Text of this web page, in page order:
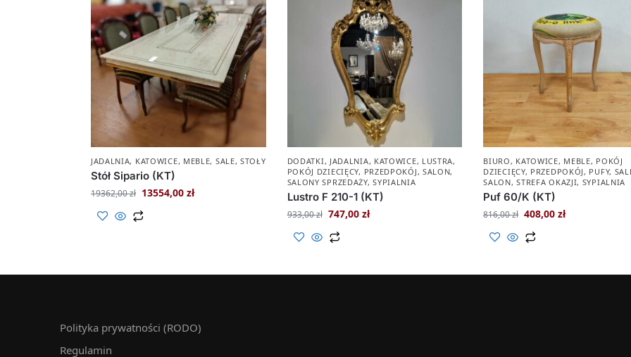
JADALNIA, KATOWICE, MEBLE, SALE,STOŁY
Stół Sipario (KT)
19362,00zł 13554,00 zł
DODATKI, JADALNIA, KATOWICE, LUSTRA,
POKÓJ DZIECIĘCY, PRZEDPOKÓJ , SALON,
SALONY SPRZEDAŻY,SYPIALNIA
Lustro F 210-1 (KT)
933,00zł 747,00 zł
BIURO , KATOWICE, MEBLE, POKÓJ
DZIECIĘCY, PRZEDPOKÓJ , PUFY,
SALON,STREFA OKAZJI, SYPIALNIA
Puf 60/K (KT)
816,00zł 408,00zł
Polityka prywatności (RODO)
Regulamin